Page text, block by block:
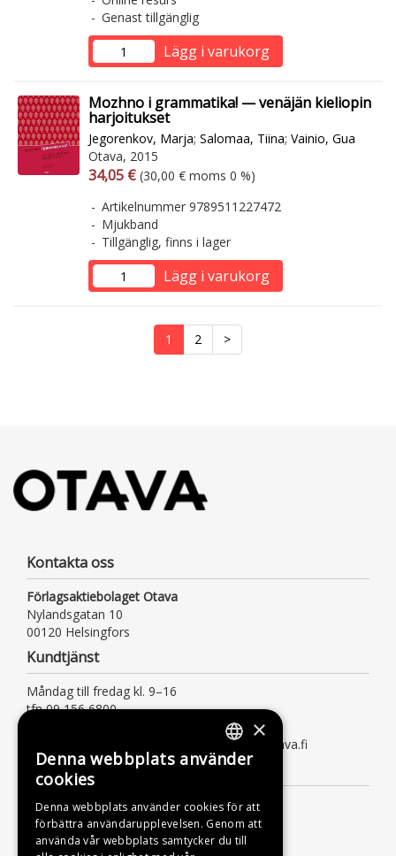
Genast tillgänglig
Lägg i varukorg
Mozhno i grammatika! — venäjän kieliopin
harjoitukset
Jegorenkov, Marja; Salomaa, Tiina; Vainio, Gua
Otava, 2015
Arvonlisäverollinen hinta
34,05 € Arvonlisäveroton hinta
(30,00 € moms 0 %)
Artikelnummer 9789511227472
Mjukband
Tillgänglig, finns i lager
Lägg i varukorg
1 2 >
Kontakta oss
Förlagsaktiebolaget Otava
Nylandsgatan 10
00120 Helsingfors
Kundtjänst
Måndag till fredag kl. 9–16
tfn 09 156 6800
kundtjanst@otava.fi eller asiakaspalvelu@otava.fi
Information
Leverans
Instruktioner
FINNISH
ENGLISH
×
Denna webbplats använder
cookies
Denna webbplats använder cookies för att
förbättra användarupplevelsen. Genom att
använda vår webbplats samtycker du till